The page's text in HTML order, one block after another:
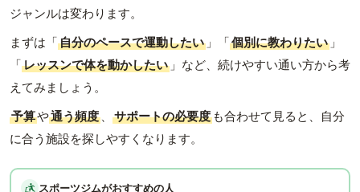
ジャンルは変わります。
まずは「自分のペースで運動したい 」「個別に教わりたい 」
「レッスンで体を動かしたい 」など、続けやすい通い方から考
えてみましょう。
予算や通う頻度 、 サポートの必要度 も合わせて見ると、自分
に合う施設を探しやすくなります。
スポーツジムがおすすめの人